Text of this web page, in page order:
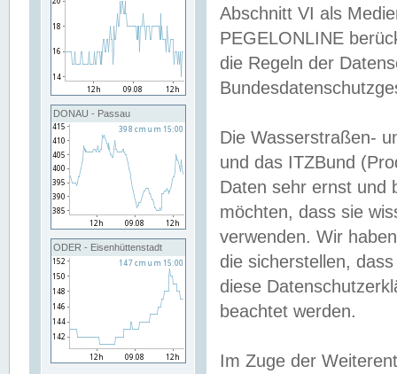
DONAU - Passau
ODER - Eisenhüttenstadt
Abschnitt VI als
PEGELONLINE
die Regeln der
Die Wasserstraßen-
und das ITZBund
Daten sehr ernst und
möchten, dass sie
verwenden. Wir
die sicherstellen,
diese
beachtet werden.
Im Zuge der